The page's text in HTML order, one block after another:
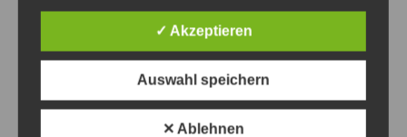
✓ Akzeptieren
Auswahl speichern
✕ Ablehnen